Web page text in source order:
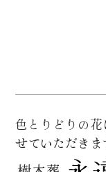
色とりどりの
せていただきま